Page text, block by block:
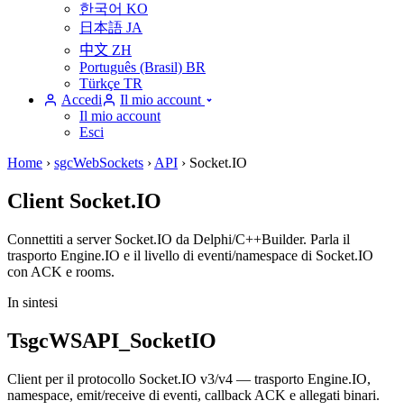
한국어 KO
日本語 JA
中文 ZH
Português (Brasil) BR
Türkçe TR
Accedi
Il mio account
Il mio account
Esci
Home › sgcWebSockets › API › Socket.IO
Client Socket.IO
Connettiti a server Socket.IO da Delphi/C++Builder. Parla il
trasporto Engine.IO e il livello di eventi/namespace di Socket.IO
con ACK e rooms.
In sintesi
TsgcWSAPI_SocketIO
Client per il protocollo Socket.IO v3/v4 — trasporto Engine.IO,
namespace, emit/receive di eventi, callback ACK e allegati binari.